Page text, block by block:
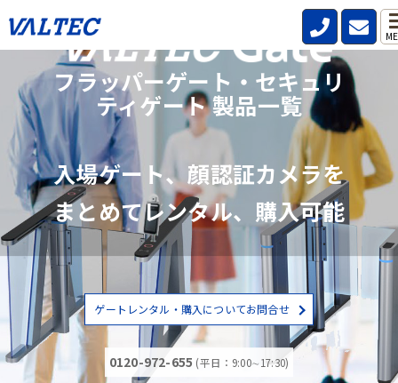
フラッパーゲート・セキュリ
ティゲート 製品一覧
入場ゲート、顔認証カメラを
まとめてレンタル、購入可能
ゲートレンタル・購入についてお問合せ
0120-972-655 (平日：9:00∼17:30)